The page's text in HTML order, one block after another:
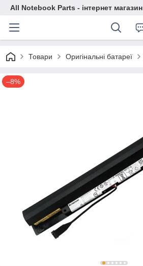
All Notebook Parts - інтернет магазин
Товари Оригінальні батареї
–8%